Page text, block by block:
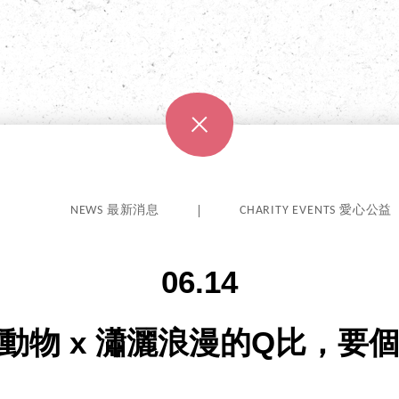
NEWS 最新消息 CHARITY EVENTS 愛心公益
06.14
物 x 瀟灑浪漫的Q比，要